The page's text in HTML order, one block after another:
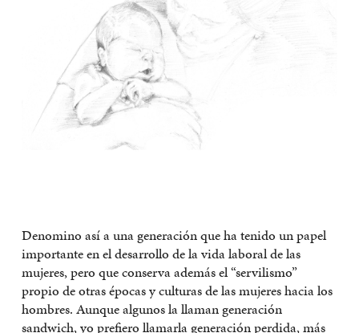
Denomino así a una generación que ha tenido un papel
importante en el desarrollo de la vida laboral de las
mujeres, pero que conserva además el “servilismo”
propio de otras épocas y culturas de las mujeres hacia los
hombres. Aunque algunos la llaman generación
sandwich, yo prefiero llamarla generación perdida, más